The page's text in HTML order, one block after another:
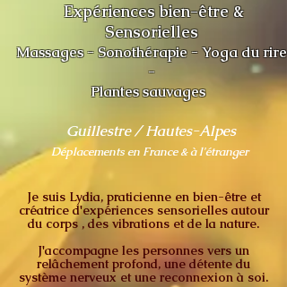
Expériences bien-être &
Sensorielles
Massages - Sonothérapie - Yoga du rire
-
Plantes sauvages
Guillestre / Hautes-Alpes
Déplacements en France & à l'étranger
Je suis Lydia, praticienne en bien-être et
créatrice d'expériences sensorielles autour
du corps , des vibrations et de la nature.
J'accompagne les personnes vers un
relâchement profond, une détente du
système nerveux et une reconnexion à soi.